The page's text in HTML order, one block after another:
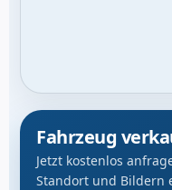
Fahrzeug
Jetzt kostenlos
Standort und Bildern